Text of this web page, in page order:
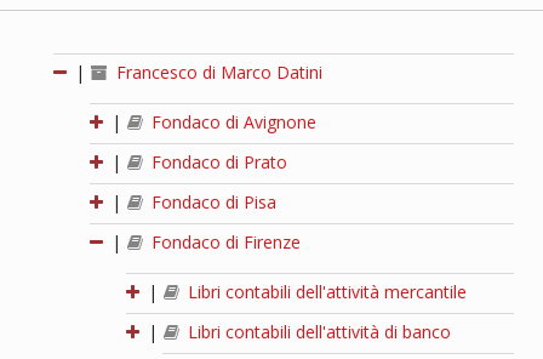
| Francesco di Marco Datini
|
Fondaco di Avignone
|
Fondaco di Prato
|
Fondaco di Pisa
|
Fondaco di Firenze
|
Libri contabili dell'attività mercantile
|
Libri contabili dell'attività di banco